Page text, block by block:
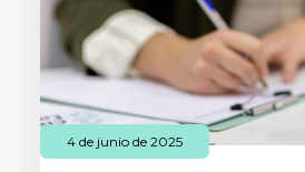
4 de junio de 2025